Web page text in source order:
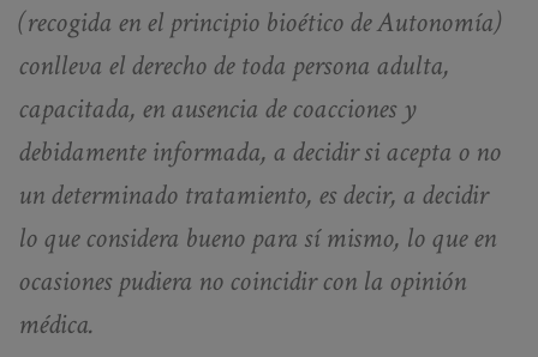
(recogida en el principio bioético de Autonomía)
conlleva el derecho de toda persona adulta,
capacitada, en ausencia de coacciones y
debidamente informada, a decidir si acepta o no
un determinado tratamiento, es decir, a decidir
lo que considera bueno para sí mismo, lo que en
ocasiones pudiera no coincidir con la opinión
médica.